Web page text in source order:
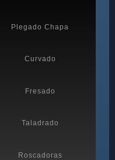
Plegado Chapa
Curvado
Fresado
Taladrado
Roscadoras